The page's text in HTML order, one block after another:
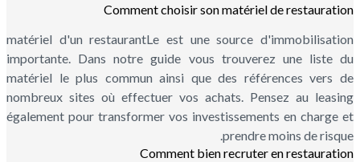
Comment choisir son matériel de restauration
matériel d'un restaurantLe est une source d'immobilisation
importante. Dans notre guide vous trouverez une liste du
matériel le plus commun ainsi que des références vers de
nombreux sites où effectuer vos achats. Pensez au leasing
également pour transformer vos investissements en charge et
prendre moins de risque.
Comment bien recruter en restauration